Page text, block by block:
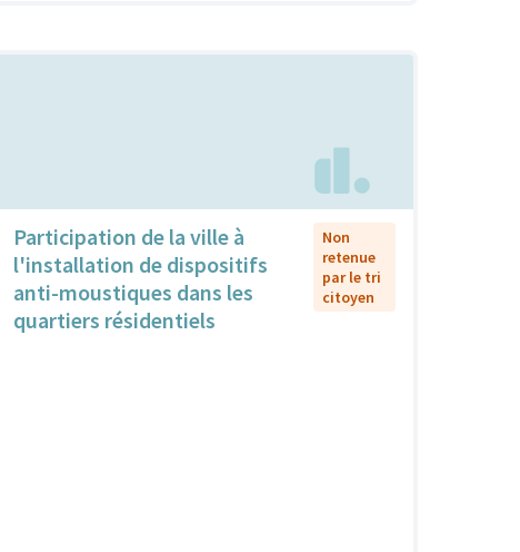
Participation de la ville à
l'installation de dispositifs
anti-moustiques dans les
quartiers résidentiels
Non
retenue
par le tri
citoyen